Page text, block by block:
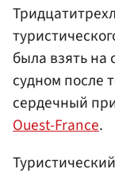
была взять
судном после
сердечный
Ouest-France.